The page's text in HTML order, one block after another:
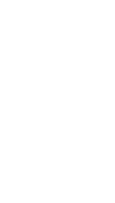
fährt ein Bus
Des Weiteren